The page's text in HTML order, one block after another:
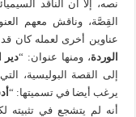
نصه، إلا أن الناقد
القِصَّة، وناقش معهم
عناوين أخرى لعمله كان قد
الوردة، ومنها عنوان: “دير
إلى القصة البوليسية،
يرغب أيضا في تسميتها: “
أنه لم يتشجع في تثبيته